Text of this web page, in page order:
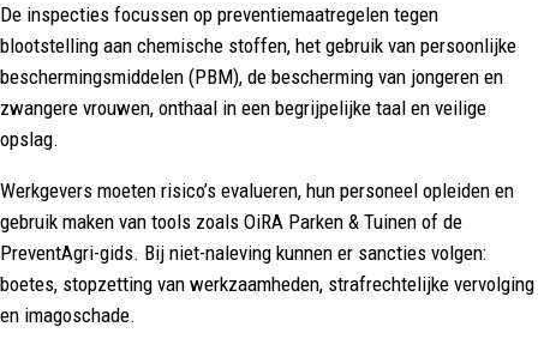
De inspecties focussen op preventiemaatregelen tegen
blootstelling aan chemische stoffen, het gebruik van persoonlijke
beschermingsmiddelen (PBM), de bescherming van jongeren en
zwangere vrouwen, onthaal in een begrijpelijke taal en veilige
opslag.
Werkgevers moeten risico’s evalueren, hun personeel opleiden en
gebruik maken van tools zoals OiRA Parken & Tuinen of de
PreventAgri-gids. Bij niet-naleving kunnen er sancties volgen:
boetes, stopzetting van werkzaamheden, strafrechtelijke vervolging
en imagoschade.